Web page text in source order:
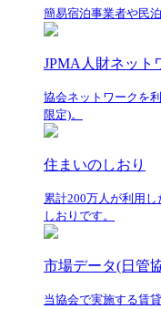
簡易宿泊事業者や民
JPMA人財ネット
協会ネットワークを
限定)。
住まいのしおり
累計200万人が利用
しおりです。
市場データ(日管
当協会で実施する賃